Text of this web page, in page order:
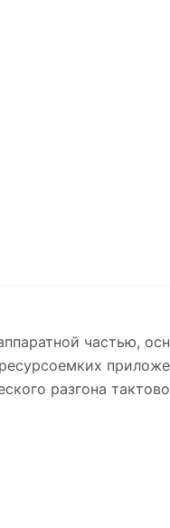
частью,
разгона